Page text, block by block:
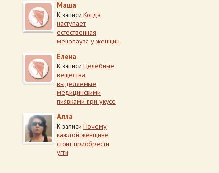
Маша
К записи Когда
наступает
естественная
менопауза у женщин
Елена
К записи Целебные
вещества,
выделяемые
медицинскими
пиявками при укусе
Алла
К записи Почему
каждой женщине
стоит приобрести
угги